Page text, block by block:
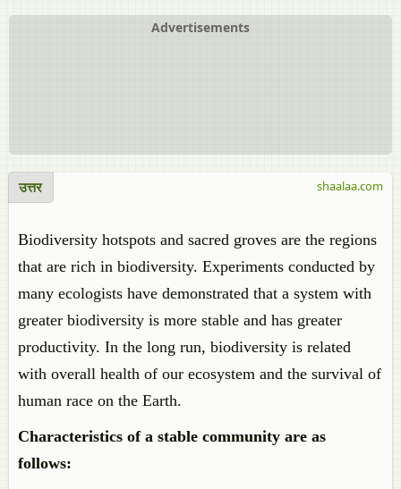
Advertisements
उत्तर
Biodiversity hotspots and sacred groves are the regions
that are rich in biodiversity. Experiments conducted by
many ecologists have demonstrated that a system with
greater biodiversity is more stable and has greater
productivity. In the long run, biodiversity is related
with overall health of our ecosystem and the survival of
human race on the Earth.
Characteristics of a stable community are as
follows:
shaalaa.com